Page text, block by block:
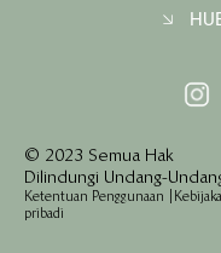
© 2023 Semua Hak
Dilindungi Undang-
Ketentuan Penggunaan
pribadi